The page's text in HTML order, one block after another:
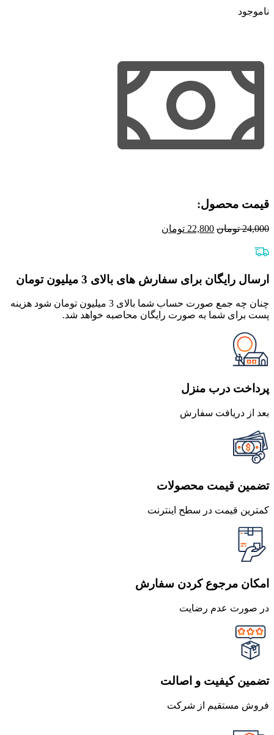
ناموجود
قیمت محصول:​
24,000 تومان قیمت
22,800 تومان
ارسال رایگان برای سفارش های بالای 3 میلیون تومان
چنان چه جمع صورت حساب شما بالای 3 میلیون تومان شود هزینه
پست برای شما به صورت رایگان محاصبه خواهد شد.
پرداخت درب منزل
بعد از دریافت سفارش
تضمین قیمت محصولات
کمترین قیمت در سطح اینترنت
امکان مرجوع کردن سفارش
در صورت عدم رضایت
تضمین کیفیت و اصالت
فروش مستقیم از شرکت